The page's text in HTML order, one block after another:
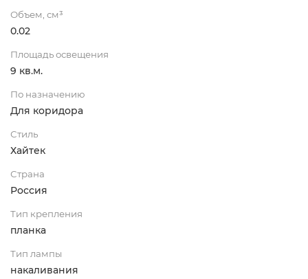
Объем, см³
0.02
Площадь освещения
9 кв.м.
По назначению
Для коридора
Стиль
Хайтек
Страна
Россия
Тип крепления
планка
Тип лампы
накаливания